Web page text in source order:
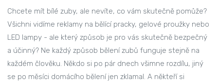
Chcete mít bílé zuby, ale nevíte, co vám skutečně pomůže?
Všichni vidíme reklamy na bělící pracky, gelové proužky nebo
LED lampy - ale který způsob je pro vás skutečně bezpečný
a účinný? Ne každý způsob bělení zubů funguje stejně na
každém člověku. Někdo si po pár dnech všimne rozdílu, jiný
se po měsíci domácího bělení jen zklamal. A někteří si